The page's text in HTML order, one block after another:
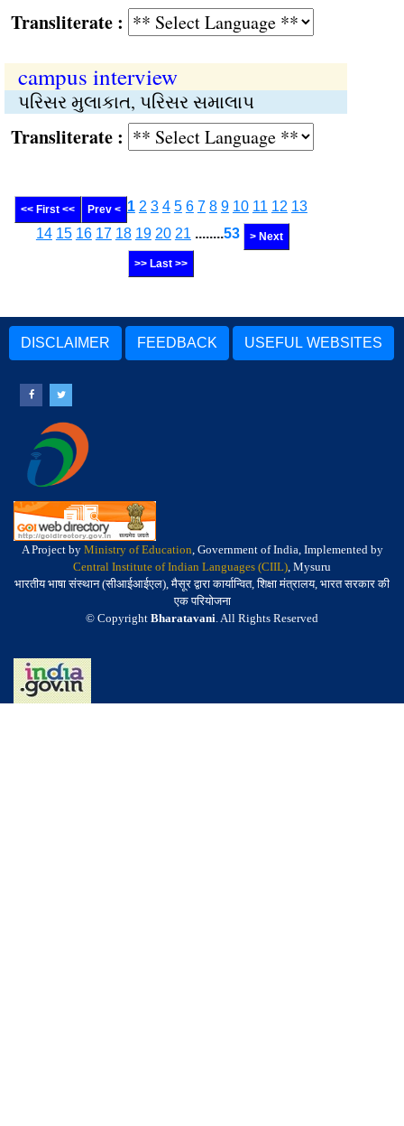
:
campus interview
પરિસર મુલાકાત, પરિસર સમાલાપ
:
<< First << Prev < 1 2 3 4 5 6 7 8 9 10 11 12 13
14 15 16 17 18 19 20 21 ........53 > Next
>> Last >>
DISCLAIMER FEEDBACK USEFUL WEBSITES
A Project by Ministry of Education, Government of India, Implemented by
Central Institute of Indian Languages (CIIL), Mysuru
भारतीय भाषा संस्थान (सीआईआईएल), मैसूर द्वारा कार्यान्वित, शिक्षा मंत्रालय, भारत सरकार की
एक परियोजना
© Copyright Bharatavani. All Rights Reserved